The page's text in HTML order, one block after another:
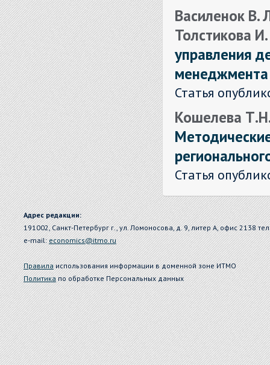
Василенок В.
Толстикова
управления
менеджмента
Статья
Кошелева
Статья
Адрес редакции:
191002, Санкт-Петербург г., ул. Ломоносова, д. 9, литер А, офис 2138
e-mail:economics@itmo.ru
Правилаиспользования информации в доменной зоне ИТМО
Политикапо обработке Персональных данных